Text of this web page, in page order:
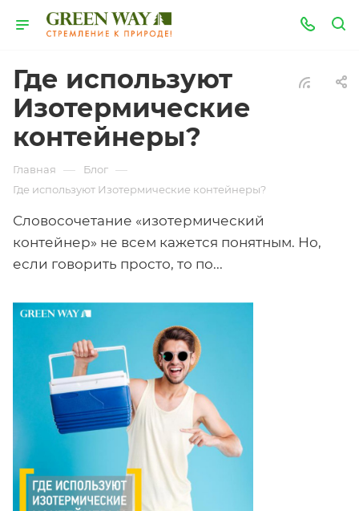
Где используют
Изотермические
контейнеры?
Главная — Блог —
Где используют Изотермические контейнеры?
Словосочетание «изотермический
контейнер» не всем кажется понятным. Но,
если говорить просто, то по...